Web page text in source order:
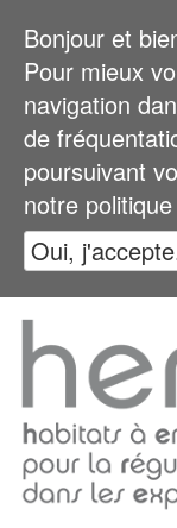
Bonjour et
Pour mieux
navigation
de
poursuivant
notre
Oui,